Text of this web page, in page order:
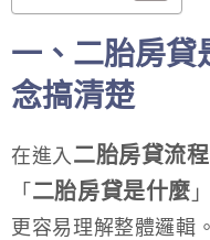
一、二胎房貸
念搞清楚
在進入 二胎房貸流程
「 二胎房貸是什麼
更容易理解整體邏輯